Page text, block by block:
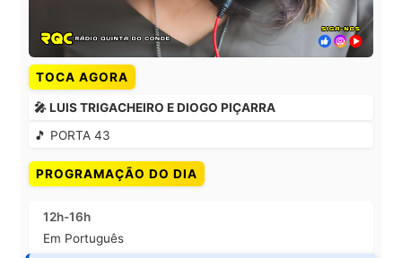
TOCA AGORA
🎤 LUIS TRIGACHEIRO E DIOGO PIÇARRA
🎵 PORTA 43
PROGRAMAÇÃO DO DIA
12h-16h
Em Português